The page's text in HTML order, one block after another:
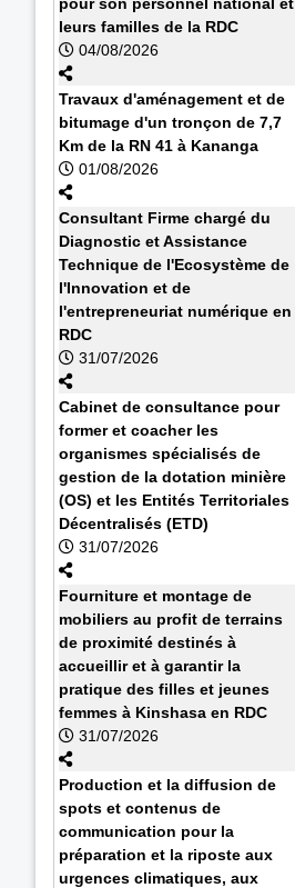
leurs familles de la RDC
04/08/2026
Travaux d'aménagement et de
bitumage d'un tronçon de 7,7
Km de la RN 41 à Kananga
01/08/2026
Consultant Firme chargé du
Diagnostic et Assistance
Technique de l'Ecosystème de
l'Innovation et de
l'entrepreneuriat numérique en
RDC
31/07/2026
Cabinet de consultance pour
former et coacher les
organismes spécialisés de
gestion de la dotation minière
(OS) et les Entités Territoriales
Décentralisés (ETD)
31/07/2026
Fourniture et montage de
mobiliers au profit de terrains
de proximité destinés à
accueillir et à garantir la
pratique des filles et jeunes
femmes à Kinshasa en RDC
31/07/2026
Production et la diffusion de
spots et contenus de
communication pour la
préparation et la riposte aux
urgences climatiques, aux